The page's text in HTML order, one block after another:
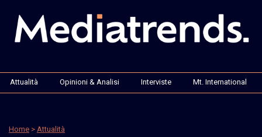
Attualità Opinioni & Analisi Interviste Mt. International
Home > Attualità